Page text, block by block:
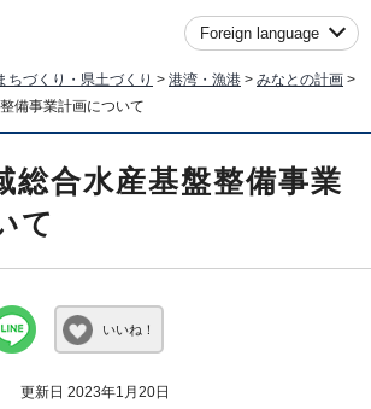
Foreign language
ちづくり・県土づくり > 港湾・漁港 > みなとの計画 >
備事業計画について
総合水産基盤整備事業
て
いいね！
更新日 2023年1月20日